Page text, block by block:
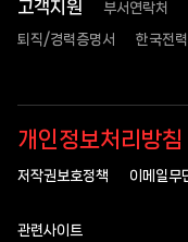
고객지원 부서연락처
퇴직/경력증명서 한국전
개인정보처리방침
저작권보호정책 이메일무
관련사이트